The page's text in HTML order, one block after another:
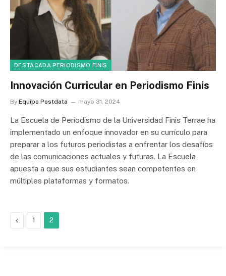
DESTACADA PERIODISMO FINIS
Innovación Curricular en Periodismo Finis
By Equipo Postdata mayo 31, 2024
La Escuela de Periodismo de la Universidad Finis Terrae ha
implementado un enfoque innovador en su currículo para
preparar a los futuros periodistas a enfrentar los desafíos
de las comunicaciones actuales y futuras. La Escuela
apuesta a que sus estudiantes sean competentes en
múltiples plataformas y formatos.
Previous
1 2